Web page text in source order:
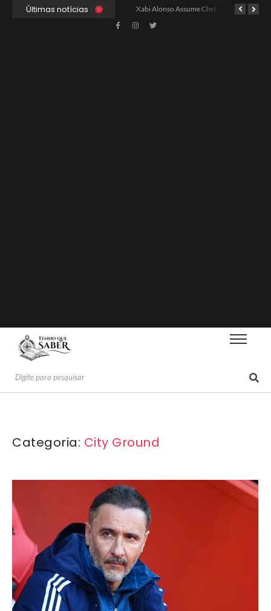
Últimas notícias Xabi Alonso Assume Chelsea: Nova Estratégia Gerencial e Contrato Até 2030
Categoria: City Ground